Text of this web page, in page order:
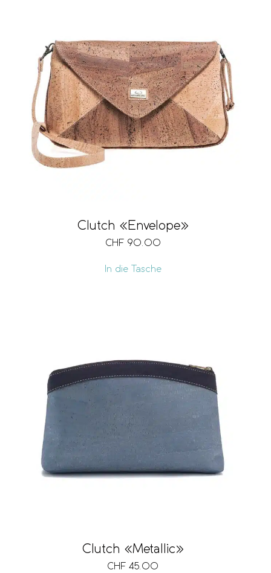
Preis
CHF 30
CHF 140
30 58 85 113
Clutch «Envelope»
CHF 90.00
In die Tasche
Clutch «Metallic»
CHF 45.00